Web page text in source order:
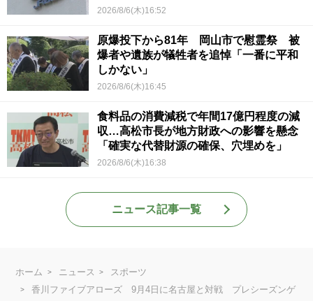
2026/8/6(木)16:52
原爆投下から81年 岡山市で慰霊祭 被
爆者や遺族が犠牲者を追悼「一番に平和
しかない」
2026/8/6(木)16:45
食料品の消費減税で年間17億円程度の減
収…高松市長が地方財政への影響を懸念
「確実な代替財源の確保、穴埋めを」
2026/8/6(木)16:38
ニュース記事一覧
ホーム ニュース
スポーツ
香川ファイブアローズ 9月4日に名古屋と対戦 プレシーズンゲ